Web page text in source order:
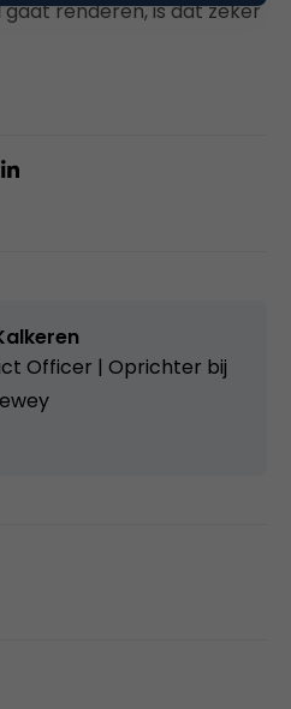
renderen, is dat zeker
Officer | Oprichter bij